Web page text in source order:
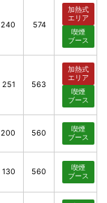
240 574
加熱式
エリア
喫煙
ブース
251 563
加熱式
エリア
喫煙
ブース
200 560
喫煙
ブース
130 560
喫煙
ブース